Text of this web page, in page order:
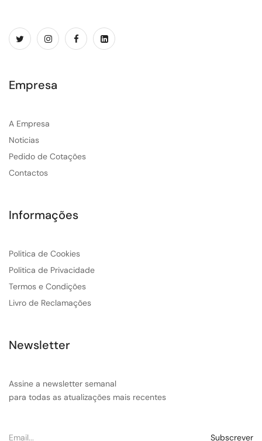
Empresa
A Empresa
Noticias
Pedido de Cotações
Contactos
Informações
Politica de Cookies
Politica de Privacidade
Termos e Condições
Livro de Reclamações
Newsletter
Assine a newsletter semanal
para todas as atualizações mais recentes